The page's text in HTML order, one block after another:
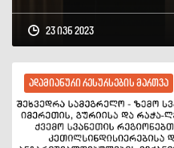
23 ივნ 2023
ადამიანური რესურსების მართვა